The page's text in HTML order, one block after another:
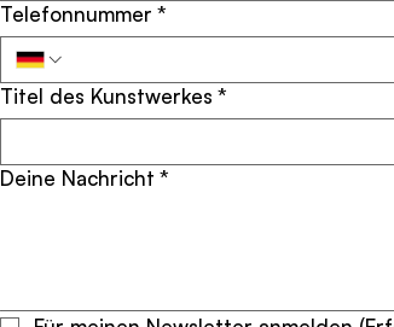
Telefonnummer *
Titel des Kunstwerkes *
Deine Nachricht *